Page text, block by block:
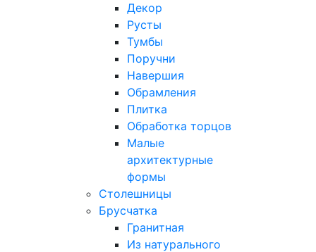
Декор
Русты
Тумбы
Поручни
Навершия
Обрамления
Плитка
Обработка торцов
Малые
архитектурные
формы
Столешницы
Брусчатка
Гранитная
Из натурального